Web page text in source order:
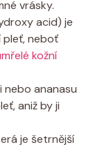
⁤vrásky.
acid) ⁤je
⁤pleť, neboť
kožní
nebo ananasu
aniž by ji‌
je šetrnější